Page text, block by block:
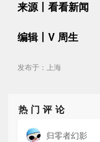
来源丨看看新闻
编辑丨V 周生
发布于：上海
热门评论
归零者幻影